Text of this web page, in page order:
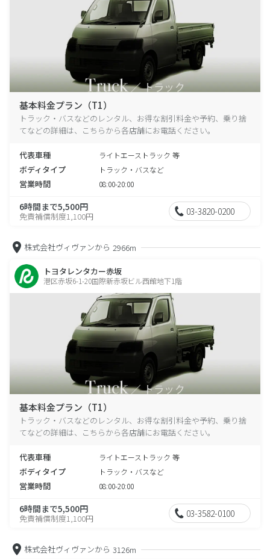
基本料金プラン（T1）
トラック・バスなどのレンタル、お得な割引料金や予約、乗り捨
てなどの詳細は、こちらから各店舗にお電話ください。
代表車種 ライトエーストラック 等
ボディタイプ トラック・バスなど
営業時間 08:00-20:00
6時間まで5,500円
免責補償制度1,100円 03-3820-0200
株式会社ヴィヴァンから 2966m
トヨタレンタカー赤坂
港区赤坂6-1-20国際新赤坂ビル西館地下1階
基本料金プラン（T1）
トラック・バスなどのレンタル、お得な割引料金や予約、乗り捨
てなどの詳細は、こちらから各店舗にお電話ください。
代表車種 ライトエーストラック 等
ボディタイプ トラック・バスなど
営業時間 08:00-20:00
6時間まで5,500円
免責補償制度1,100円 03-3582-0100
株式会社ヴィヴァンから 3126m